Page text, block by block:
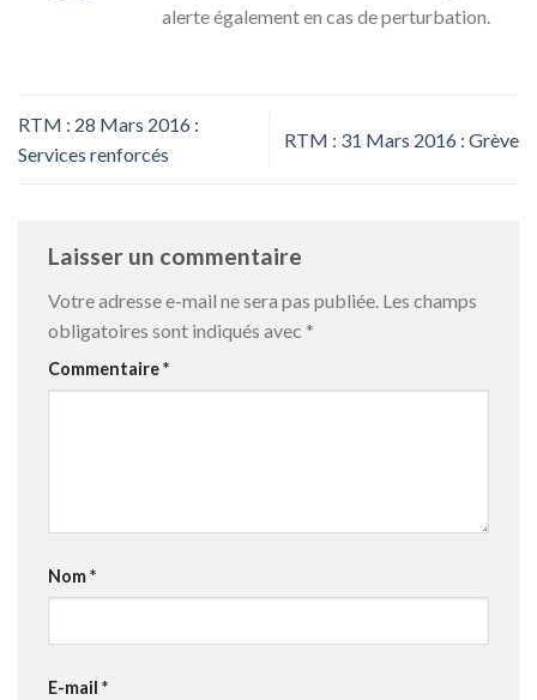
alerte également en cas de perturbation.
RTM : 28 Mars 2016 :
Services renforcés
RTM : 31 Mars 2016 : Grève
Laisser un commentaire
Votre adresse e-mail ne sera pas publiée. Les champs
obligatoires sont indiqués avec *
Commentaire*
Nom*
E-mail *